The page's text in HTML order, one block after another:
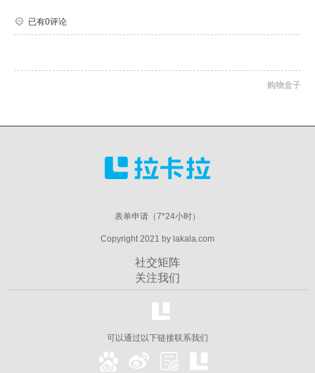
已有0评论
购物盒子
表单申请（7*24小时）
Copyright 2021 by lakala.com
社交矩阵
关注我们
可以通过以下链接联系我们